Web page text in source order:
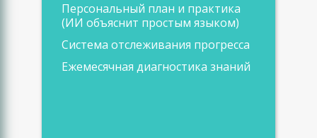
Персональный план и практика
(ИИ объяснит простым языком)
Система отслеживания прогресса
Ежемесячная диагностика знаний